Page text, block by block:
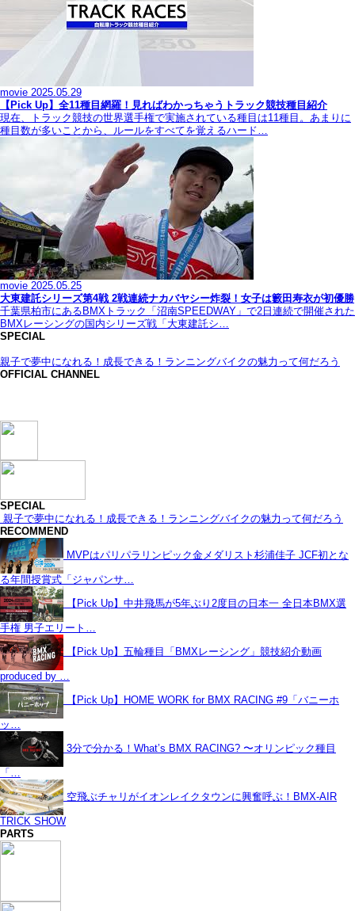
movie 2025.05.29
【Pick Up】全11種目網羅！見ればわかっちゃうトラック競技種目紹介
現在、トラック競技の世界選手権で実施されている種目は11種目。あまりに
種目数が多いことから、ルールをすべてを覚えるハード…
movie 2025.05.25
大東建託シリーズ第4戦 2戦連続ナカバヤシー炸裂！女子は籔田寿衣が初優勝
千葉県柏市にあるBMXトラック「沼南SPEEDWAY」で2日連続で開催された
BMXレーシングの国内シリーズ戦「大東建託シ…
SPECIAL
親子で夢中になれる！成長できる！ランニングバイクの魅力って何だろう
OFFICIAL CHANNEL
SPECIAL
親子で夢中になれる！成長できる！ランニングバイクの魅力って何だろう
RECOMMEND
MVPはパリパラリンピック金メダリスト杉浦佳子 JCF初とな
る年間授賞式「ジャパンサ…
【Pick Up】中井飛馬が5年ぶり2度目の日本一 全日本BMX選
手権 男子エリート…
【Pick Up】五輪種目「BMXレーシング」競技紹介動画
produced by …
【Pick Up】HOME WORK for BMX RACING #9「バニーホ
ッ…
3分で分かる！What’s BMX RACING? 〜オリンピック種目
「…
空飛ぶチャリがイオンレイクタウンに興奮呼ぶ！BMX-AIR
TRICK SHOW
PARTS